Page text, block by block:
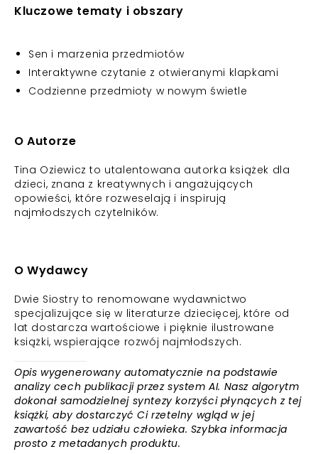
Kluczowe tematy i obszary
Sen i marzenia przedmiotów
Interaktywne czytanie z otwieranymi klapkami
Codzienne przedmioty w nowym świetle
O Autorze
Tina Oziewicz to utalentowana autorka książek dla
dzieci, znana z kreatywnych i angażujących
opowieści, które rozweselają i inspirują
najmłodszych czytelników.
O Wydawcy
Dwie Siostry to renomowane wydawnictwo
specjalizujące się w literaturze dziecięcej, które od
lat dostarcza wartościowe i pięknie ilustrowane
książki, wspierające rozwój najmłodszych.
Opis wygenerowany automatycznie na podstawie
analizy cech publikacji przez system AI. Nasz algorytm
dokonał samodzielnej syntezy korzyści płynących z tej
książki, aby dostarczyć Ci rzetelny wgląd w jej
zawartość bez udziału człowieka. Szybka informacja
prosto z metadanych produktu.